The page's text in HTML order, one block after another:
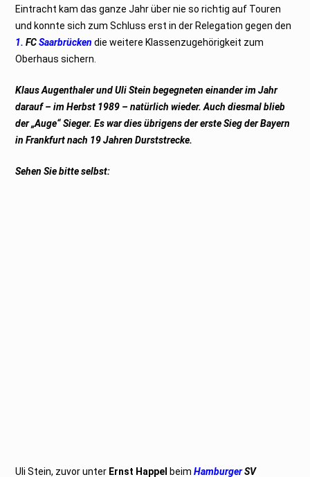
Eintracht kam das ganze Jahr über nie so richtig auf Touren
und konnte sich zum Schluss erst in der Relegation gegen den
1.FCSaarbrücken die weitere Klassenzugehörigkeit zum
Oberhaus sichern.
Klaus Augenthaler und Uli Stein begegneten einander im Jahr
darauf – im Herbst 1989 – natürlich wieder. Auch diesmal blieb
der „Auge“ Sieger. Es war dies übrigens der erste Sieg der Bayern
in Frankfurt nach 19 Jahren Durststrecke.
Sehen Sie bitte selbst:
Uli Stein, zuvor unter Ernst Happel beimHamburgerSV